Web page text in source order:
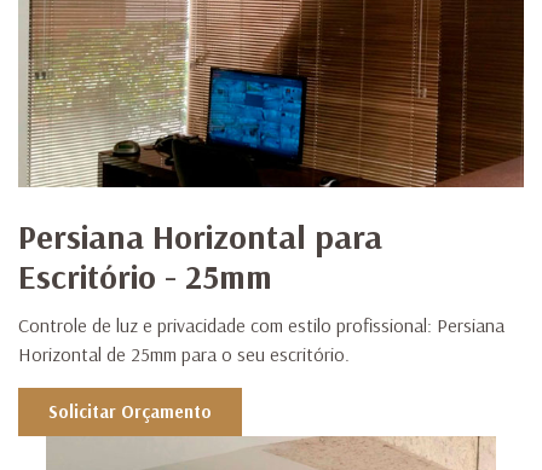
Persiana Horizontal para
Escritório - 25mm
Controle de luz e privacidade com estilo profissional: Persiana
Horizontal de 25mm para o seu escritório.
Solicitar Orçamento